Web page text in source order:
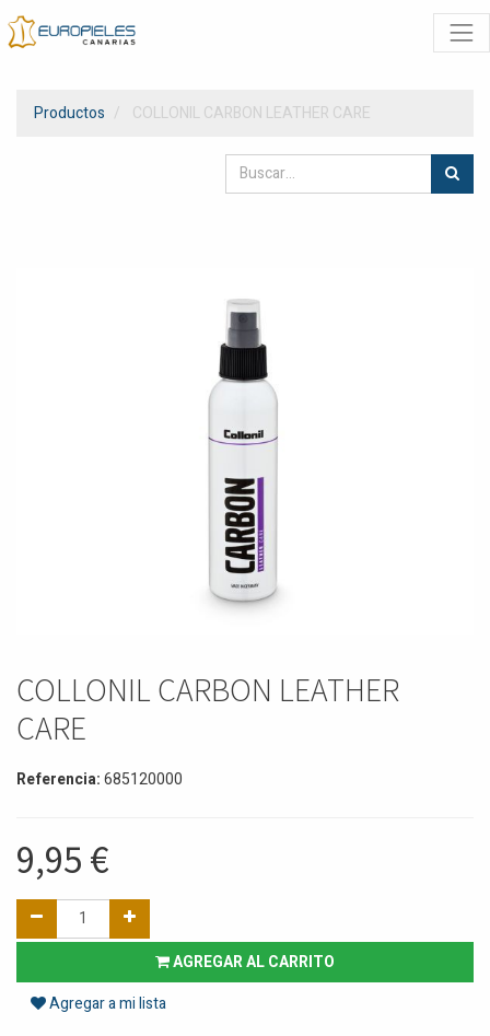
Productos COLLONIL CARBON LEATHER CARE
COLLONIL CARBON LEATHER
CARE
Referencia:685120000
9,95 €
AGREGAR AL CARRITO
Agregar a mi lista